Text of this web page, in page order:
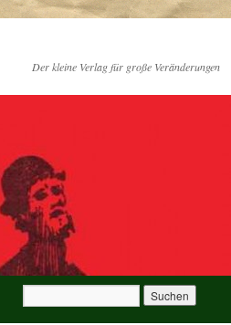
Der kleine Verlag für große Veränderungen